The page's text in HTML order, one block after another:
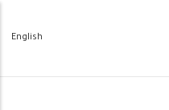
English